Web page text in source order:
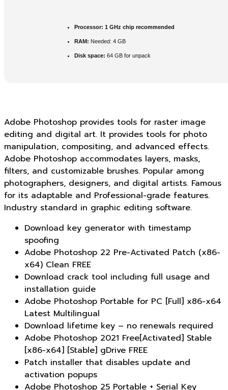
Processor: 1 GHz chip recommended
RAM: Needed: 4 GB
Disk space: 64 GB for unpack
Adobe Photoshop provides tools for raster image
editing and digital art. It provides tools for photo
manipulation, compositing, and advanced effects.
Adobe Photoshop accommodates layers, masks,
filters, and customizable brushes. Popular among
photographers, designers, and digital artists. Famous
for its adaptable and Professional-grade features.
Industry standard in graphic editing software.
Download key generator with timestamp
spoofing
Adobe Photoshop 22 Pre-Activated Patch (x86-
x64) Clean FREE
Download crack tool including full usage and
installation guide
Adobe Photoshop Portable for PC [Full] x86-x64
Latest Multilingual
Download lifetime key – no renewals required
Adobe Photoshop 2021 Free[Activated] Stable
[x86-x64] [Stable] gDrive FREE
Patch installer that disables update and
activation popups
Adobe Photoshop 25 Portable + Serial Key